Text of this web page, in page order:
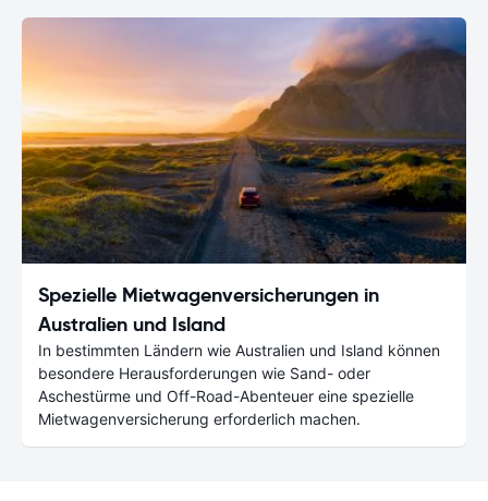
Spezielle Mietwagenversicherungen in
Australien und Island
In bestimmten Ländern wie Australien und Island können
besondere Herausforderungen wie Sand- oder
Aschestürme und Off-Road-Abenteuer eine spezielle
Mietwagenversicherung erforderlich machen.